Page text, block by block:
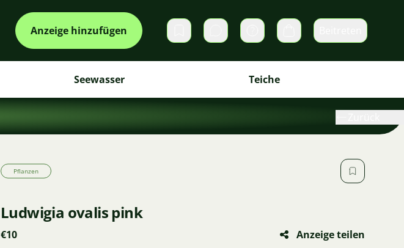
Anzeige hinzufügen DirektnachrichtenWarenkorb
Seewasser Teiche
Pflanzen
Ludwigia ovalis pink
€10
Anzeige teilen